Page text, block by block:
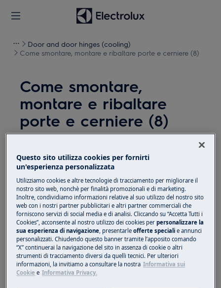
Door and door hinges (cooling)
Come smontare, montare e ribaltare porte e cerniere (8)
Come smontare,
montare e ribaltare
porte e cerniere (8)
Prima di qualsiasi operazione di manutenzione,
disattivare l'apparecchiatura e scollegare la spina di
alimentazione dalla presa.
Fare sempre attenzione quando si spostano
apparecchi, per apparecchi pesanti sono necessarie
due persone per spostarli.
Utilizzare sempre guanti di sicurezza e calzature
chiuse.
Questo sito utilizza cookies per fornirti
un'esperienza personalizzata
Utilizziamo cookies e altre tecnologie di tracciamento per migliorare il
nostro sito web, nonchè per finalità promozionali e di marketing.
Inoltre, condividiamo informazioni relative al suo utilizzo del nostro sito
web con i nostri partner pubblicitari e altri partner commerciali che
forniscono servizi di social media e di analisi. Cliccando su “Accetta Tutti i
Cookies”, acconsente al nostro utilizzo dei cookies perpersonalizzare la
sua esperienza di navigazione, presentarleofferte speciali e annunci
personalizzati. Chiudendo questo banner tramite l’apposito comando
“X” continuerai la navigazione del sito in assenza di cookie o altri
strumenti di tracciamento diversi da quelli tecnici. Per ulteriori
informazioni, la invitiamo a consultare la nostra Informativa sui
Cookie e Informativa Privacy.